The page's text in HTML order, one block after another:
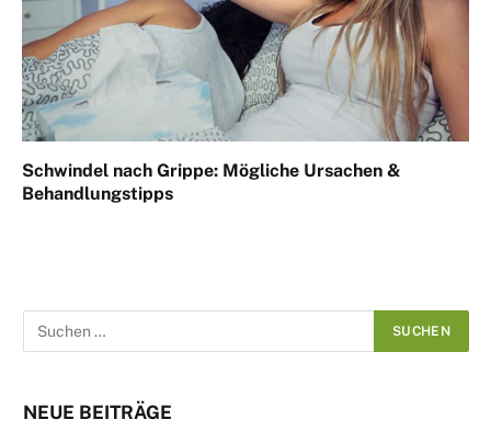
Schwindel nach Grippe: Mögliche Ursachen &
Behandlungstipps
NEUE BEITRÄGE